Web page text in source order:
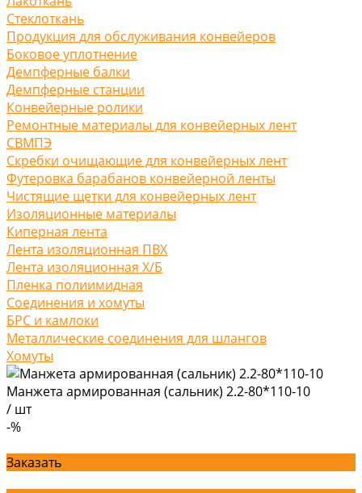
Стеклоткань
Продукция для обслуживания конвейеров
Боковое уплотнение
Демпферные балки
Демпферные станции
Конвейерные ролики
Ремонтные материалы для конвейерных лент
СВМПЭ
Скребки очищающие для конвейерных лент
Футеровка барабанов конвейерной ленты
Чистящие щетки для конвейерных лент
Изоляционные материалы
Киперная лента
Лента изоляционная ПВХ
Лента изоляционная Х/Б
Пленка полиимидная
Соединения и хомуты
БРС и камлоки
Металлические соединения для шлангов
Хомуты
Манжета армированная (сальник) 2.2-80*110-10
/ шт
-%
Заказать